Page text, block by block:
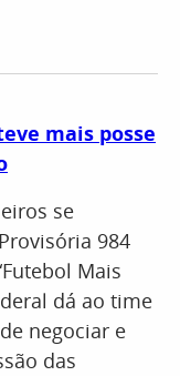
mais posse
se
984
Mais
dá ao time
negociar e
das